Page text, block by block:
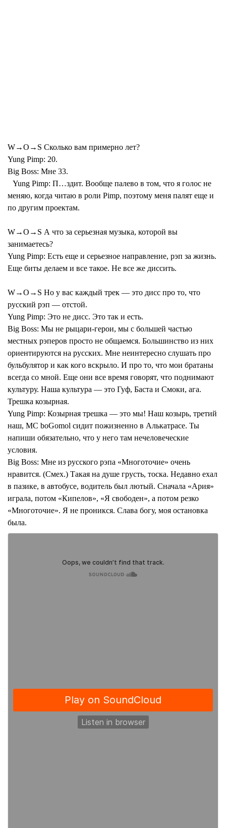
W→O→S Сколько вам примерно лет?
Yung Pimp: 20.
Big Boss: Мне 33.
Yung Pimp: П…здит. Вообще палево в том, что я голос не
меняю, когда читаю в роли Pimp, поэтому меня палят еще и
по другим проектам.
W→O→S А что за серьезная музыка, которой вы
занимаетесь?
Yung Pimp: Есть еще и серьезное направление, рэп за жизнь.
Еще биты делаем и все такое. Не все же диссить.
W→O→S Но у вас каждый трек — это дисс про то, что
русский рэп — отстой.
Yung Pimp: Это не дисс. Это так и есть.
Big Boss: Мы не рыцари-герои, мы с большей частью
местных рэперов просто не общаемся. Большинство из них
ориентируются на русских. Мне неинтересно слушать про
бульбулятор и как кого вскрыло. И про то, что мои братаны
всегда со мной. Еще они все время говорят, что поднимают
культуру. Наша культура — это Гуф, Баста и Смоки, ага.
Трешка козырная.
Yung Pimp: Козырная трешка — это мы! Наш козырь, третий
наш, MC boGomol сидит пожизненно в Алькатрасе. Ты
напиши обязательно, что у него там нечеловеческие
условия.
Big Boss: Мне из русского рэпа «Многоточие» очень
нравится. (Смех.) Такая на душе грусть, тоска. Недавно ехал
в пазике, в автобусе, водитель был лютый. Сначала «Ария»
играла, потом «Кипелов», «Я свободен», а потом резко
«Многоточие». Я не проникся. Слава богу, моя остановка
была.